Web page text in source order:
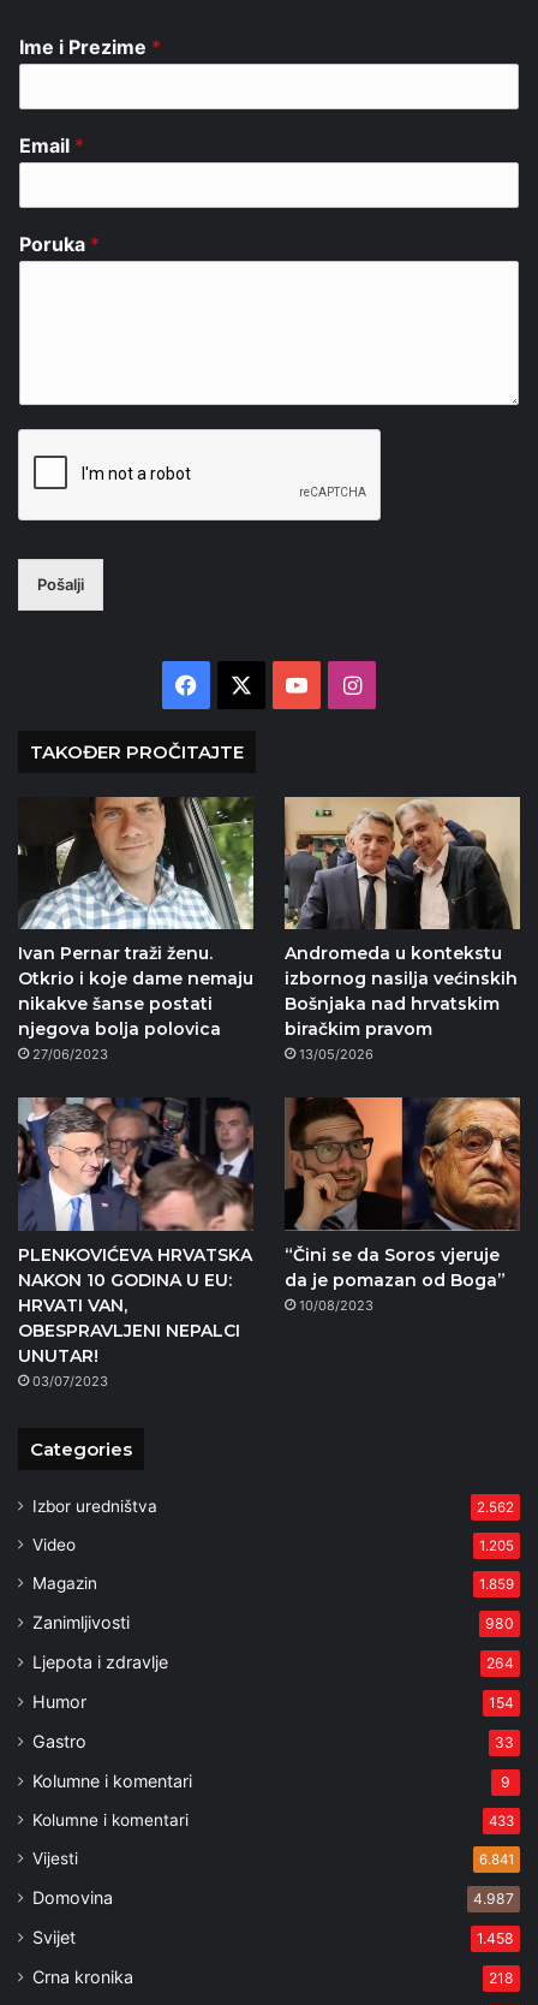
Ime i Prezime *
Email *
Poruka *
Pošalji
Facebook YouTubeInstagram
TAKOĐER PROČITAJTE
Ivan Pernar traži ženu.
Otkrio i koje dame nemaju
nikakve šanse postati
njegova bolja polovica
27/06/2023
Andromeda u kontekstu
izbornog nasilja većinskih
Bošnjaka nad hrvatskim
biračkim pravom
13/05/2026
PLENKOVIĆEVA HRVATSKA
NAKON 10 GODINA U EU:
HRVATI VAN,
OBESPRAVLJENI NEPALCI
UNUTAR!
03/07/2023
“Čini se da Soros vjeruje
da je pomazan od Boga”
10/08/2023
Categories
Izbor uredništva 2.562
Video 1.205
Magazin 1.859
Zanimljivosti 980
Ljepota i zdravlje 264
Humor 154
Gastro 33
Kolumne i komentari 9
Kolumne i komentari 433
Vijesti 6.841
Domovina 4.987
Svijet 1.458
Crna kronika 218